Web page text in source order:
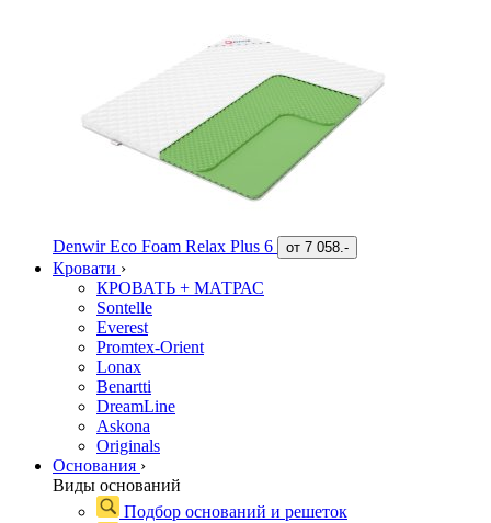
Denwir Eco Foam Relax Plus 6 от 7 058.-
Кровати ›
КРОВАТЬ + МАТРАС
Sontelle
Everest
Promtex-Orient
Lonax
Benartti
DreamLine
Askona
Originals
Основания ›
Виды оснований
Подбор оснований и решеток